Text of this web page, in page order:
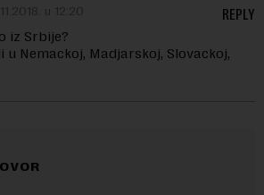
u 12:20
iz Srbije?
u Nemackoj, Madjarskoj, Slovackoj,
REPLY